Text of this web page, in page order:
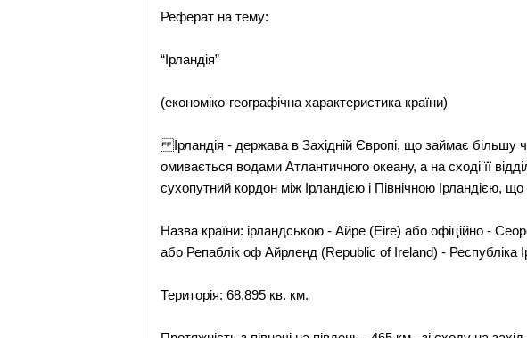
Реферат на тему:
“Ірландія”
(економіко-географічна характеристика країни)
Ірландія - держава в Західній Європі, що займає більшу
омивається водами Атлантичного океану, а на сході її
сухопутний кордон між Ірландією і Північною Ірландією,
Назва країни: ірландською - Айре (Eire) або офіційно -
або Репаблік оф Айрленд (Republic of Ireland) - Республіка
Територія: 68,895 кв. км.